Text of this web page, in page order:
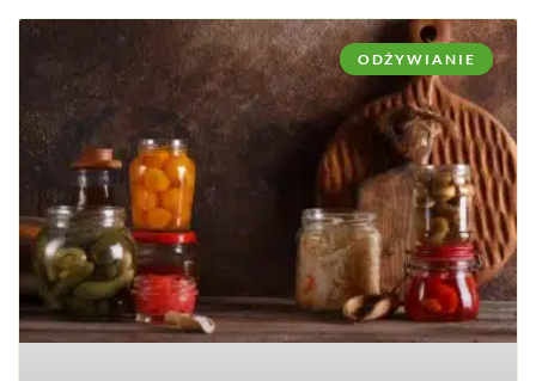
ODŻYWIANIE